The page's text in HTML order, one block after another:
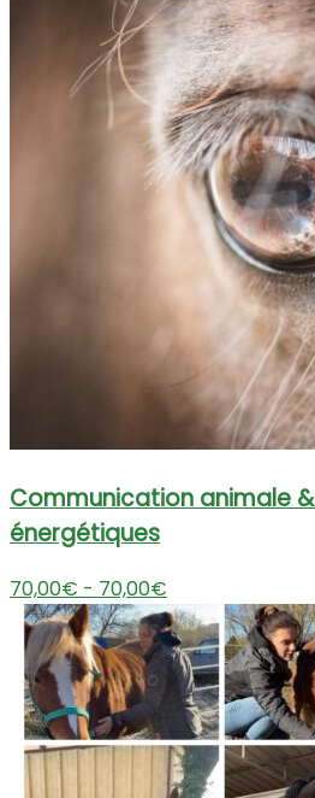
Communication animale
énergétiques
70,00€ - 70,00€